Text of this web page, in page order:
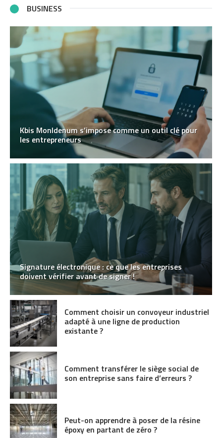
BUSINESS
Kbis MonIdenum s’impose comme un outil clé pour
les entrepreneurs
Signature électronique : ce que les entreprises
doivent vérifier avant de signer !
Comment choisir un convoyeur industriel
adapté à une ligne de production
existante ?
Comment transférer le siège social de
son entreprise sans faire d’erreurs ?
Peut-on apprendre à poser de la résine
époxy en partant de zéro ?